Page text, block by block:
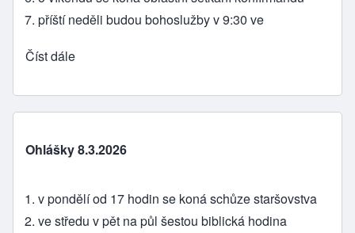
příští neděli budou bohoslužby v 9:30 ve
Číst dále
Ohlášky 8.3.2026
v pondělí od 17 hodin se koná schůze staršovstva
ve středu v pět na půl šestou biblická hodina